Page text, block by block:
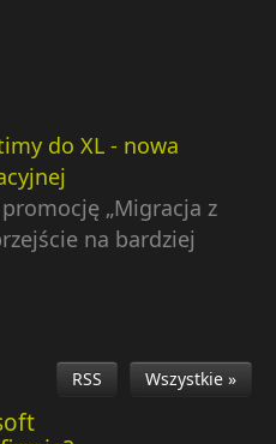
do XL - nowa
„Migracja z
na bardziej
RSS Wszystkie »